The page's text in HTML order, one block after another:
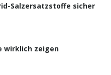
Salzersatzstoffe sicher
wirklich zeigen